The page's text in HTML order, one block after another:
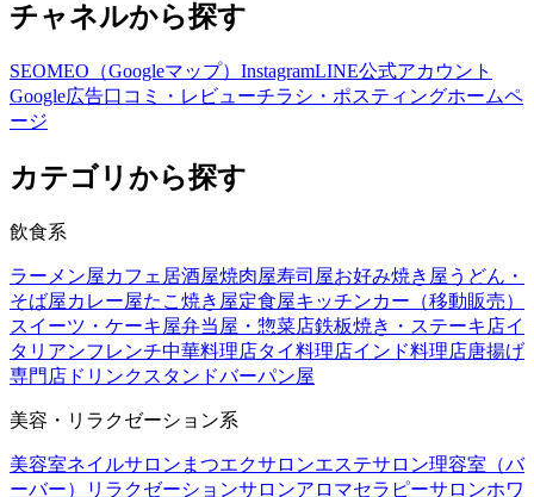
チャネルから探す
SEOMEO（Googleマップ） InstagramLINE公式アカウント
Google広告口コミ・レビューチラシ・ポスティングホームペ
ージ
カテゴリから探す
飲食系
ラーメン屋カフェ 居酒屋焼肉屋寿司屋お好み焼き屋 うどん・
そば屋カレー屋たこ焼き屋定食屋キッチンカー（移動販売）
スイーツ・ケーキ屋弁当屋・惣菜店鉄板焼き・ステーキ店イ
タリアンフレンチ中華料理店タイ料理店インド料理店唐揚げ
専門店 ドリンクスタンドバーパン屋
美容・リラクゼーション系
美容室ネイルサロン まつエクサロンエステサロン理容室（バ
ーバー）
リラクゼーションサロンアロマセラピーサロンホワ